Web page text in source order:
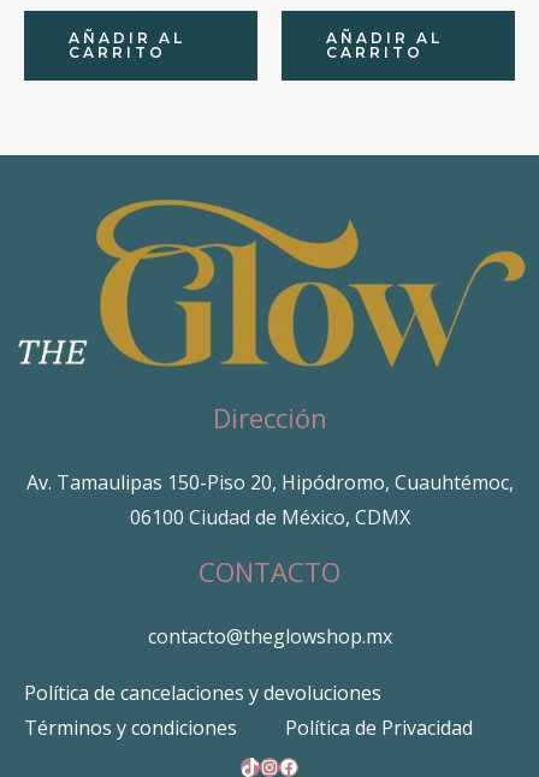
AÑADIR AL
CARRITO
AÑADIR AL
CARRITO
Dirección
Av. Tamaulipas 150-Piso 20, Hipódromo, Cuauhtémoc,
06100 Ciudad de México, CDMX
CONTACTO
contacto@theglowshop.mx
Política de cancelaciones y devoluciones
Términos y condiciones
Política de Privacidad
TikTok
Instagram
Facebook